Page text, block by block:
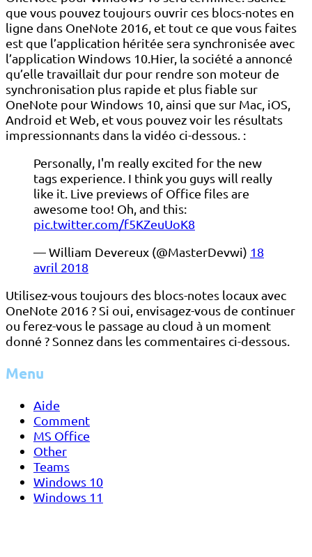
que vous pouvez toujours ouvrir ces blocs-notes en
ligne dans OneNote 2016, et tout ce que vous faites
est que l’application héritée sera synchronisée avec
l’application Windows 10.Hier, la société a annoncé
qu’elle travaillait dur pour rendre son moteur de
synchronisation plus rapide et plus fiable sur
OneNote pour Windows 10, ainsi que sur Mac, iOS,
Android et Web, et vous pouvez voir les résultats
impressionnants dans la vidéo ci-dessous. :
Personally, I'm really excited for the new
tags experience. I think you guys will really
like it. Live previews of Office files are
awesome too! Oh, and this:
pic.twitter.com/f5KZeuUoK8
— William Devereux (@MasterDevwi) 18
avril 2018
Utilisez-vous toujours des blocs-notes locaux avec
OneNote 2016 ? Si oui, envisagez-vous de continuer
ou ferez-vous le passage au cloud à un moment
donné ? Sonnez dans les commentaires ci-dessous.
Menu
Aide
Comment
MS Office
Other
Teams
Windows 10
Windows 11